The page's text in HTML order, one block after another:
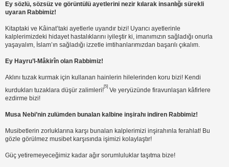
Ey sözlü, sözsüz ve görüntülü ayetlerini nezir kılarak insanlığı sürekli
uyaran Rabbimiz!
Kitaptaki ve Kâinat’taki ayetlerle uyandır bizi! Uyarıcı ayetlerinle
kalplerimizdeki hidayet hastalıklarını iyileştir ki, imanımızın sağladığı onurla
yaşayalım, İslam’ın sağladığı izzetle imtihanlarımızdan başarılı çıkalım.
Ey Hayru’l-Mâkirîn olan Rabbimiz!
Aklını tuzak kurmak için kullanan hainlerin hilelerinden koru bizi! Kendi
kurdukları tuzaklara düşür zalimleri!
[5]
Ve yeryüzünde firavunlaşan kâfirlere
ezdirme bizi!
Musa Nebi’nin zulümden bunalan kalbine inşirahı indiren Rabbimiz!
Musibetlerin zorluklarına karşı bunalan kalplerimizi inşirahınla ferahlat! Bu
gözle görülmez musibet karşısında işimizi kolaylaştır!
Güç yetiremeyeceğimiz kadar ağır sorumluluklar taşıtma bize!